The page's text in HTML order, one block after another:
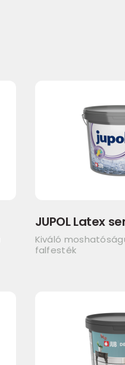
JUPOL Latex
Kiváló
falfesték